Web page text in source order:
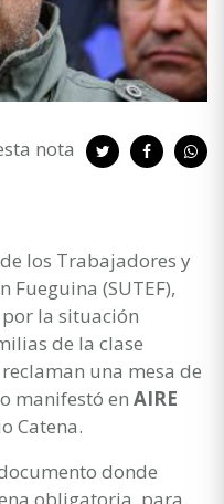
nota
los Trabajadores y
(SUTEF),
la situación
de la clase
una mesa de
manifestó en AIRE
Catena.
donde
obligatoria, para